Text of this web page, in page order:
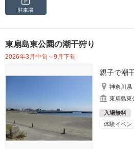
駐車場
東扇島東公園の潮干狩り
2026年3月中旬～9月下旬
親子で潮
神奈川県
東扇島東
入場無料
体験イベン